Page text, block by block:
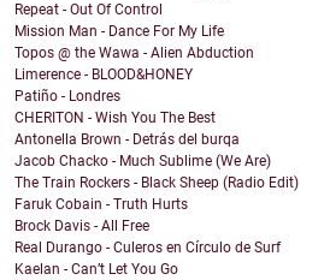
Repeat - Out Of Control
Mission Man - Dance For My Life
Topos @ the Wawa - Alien Abduction
Limerence - BLOOD&HONEY
Patiño - Londres
CHERITON - Wish You The Best
Antonella Brown - Detrás del burqa
Jacob Chacko - Much Sublime (We Are)
The Train Rockers - Black Sheep (Radio Edit)
Faruk Cobain - Truth Hurts
Brock Davis - All Free
Real Durango - Culeros en Círculo de Surf
Kaelan - Can’t Let You Go